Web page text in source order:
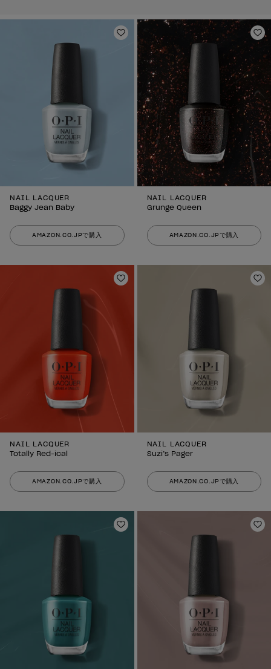
ほしいものリストに追加
NAIL LACQUER
Baggy Jean Baby
AMAZON.CO.JPで購入
ほ
NAIL LACQUER
Grunge Queen
AMAZON.CO.JPで購入
ほしいものリストに追加
NAIL LACQUER
Totally Red-ical
AMAZON.CO.JPで購入
ほ
NAIL LACQUER
Suzi’s Pager
AMAZON.CO.JPで購入
ほしいものリストに追加 ほ